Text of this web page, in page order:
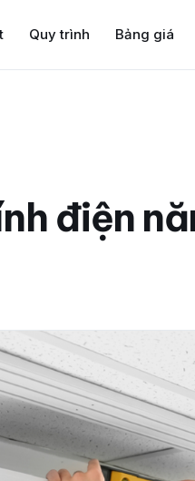
Quy trình Bảng giá
điện